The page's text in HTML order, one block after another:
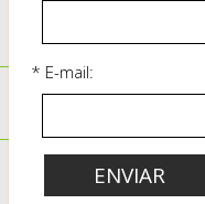
* E-mail: